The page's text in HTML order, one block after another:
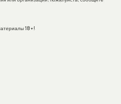
18+!